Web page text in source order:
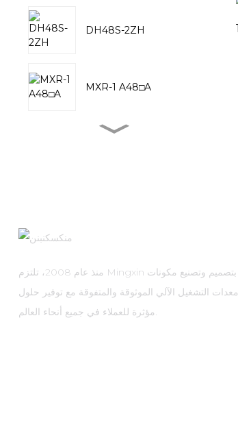
DH48S-2ZH
MXR-1 A48□A
MXR-1 D22□D
منذ عام 2008، تلتزم Mingxin بتصميم وتصنيع مكونات
معدات التشغيل الآلي الموثوقة والمتفوقة مع توفير حلول
مؤثرة للعملاء في جميع أنحاء العالم.